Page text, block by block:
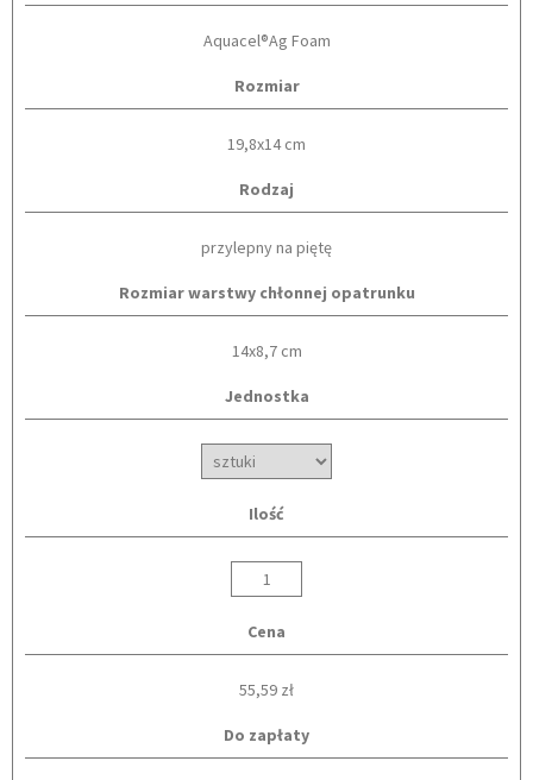
Aquacel®Ag Foam
Rozmiar
19,8x14 cm
Rodzaj
przylepny na piętę
Rozmiar warstwy chłonnej opatrunku
14x8,7 cm
Jednostka
Ilość
Cena
55,59 zł
Do zapłaty